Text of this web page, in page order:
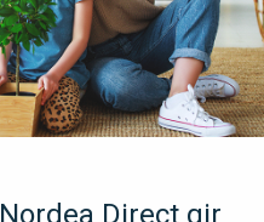
Direct gir